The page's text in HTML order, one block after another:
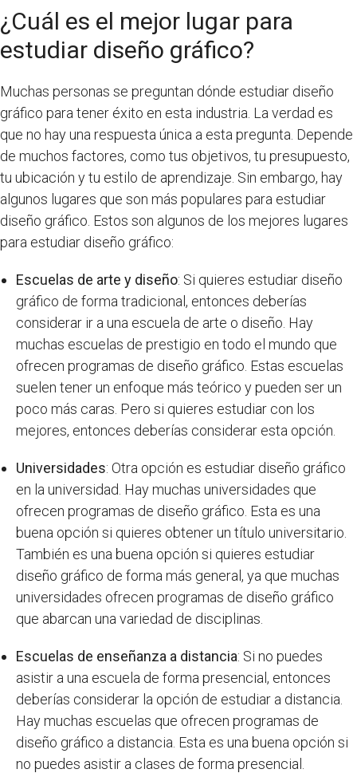
¿Cuál es el mejor lugar para
estudiar diseño gráfico?
Muchas personas se preguntan dónde estudiar diseño
gráfico para tener éxito en esta industria. La verdad es
que no hay una respuesta única a esta pregunta. Depende
de muchos factores, como tus objetivos, tu presupuesto,
tu ubicación y tu estilo de aprendizaje. Sin embargo, hay
algunos lugares que son más populares para estudiar
diseño gráfico. Estos son algunos de los mejores lugares
para estudiar diseño gráfico:
Escuelas de arte y diseño: Si quieres estudiar diseño
gráfico de forma tradicional, entonces deberías
considerar ir a una escuela de arte o diseño. Hay
muchas escuelas de prestigio en todo el mundo que
ofrecen programas de diseño gráfico. Estas escuelas
suelen tener un enfoque más teórico y pueden ser un
poco más caras. Pero si quieres estudiar con los
mejores, entonces deberías considerar esta opción.
Universidades: Otra opción es estudiar diseño gráfico
en la universidad. Hay muchas universidades que
ofrecen programas de diseño gráfico. Esta es una
buena opción si quieres obtener un título universitario.
También es una buena opción si quieres estudiar
diseño gráfico de forma más general, ya que muchas
universidades ofrecen programas de diseño gráfico
que abarcan una variedad de disciplinas.
Escuelas de enseñanza a distancia: Si no puedes
asistir a una escuela de forma presencial, entonces
deberías considerar la opción de estudiar a distancia.
Hay muchas escuelas que ofrecen programas de
diseño gráfico a distancia. Esta es una buena opción si
no puedes asistir a clases de forma presencial.